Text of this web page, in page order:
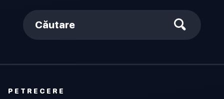
Căutare
PETRECERE